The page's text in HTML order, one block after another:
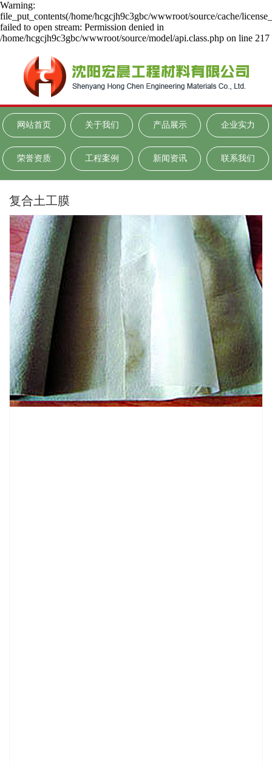
Warning:
file_put_contents(/home/hcgcjh9c3gbc/wwwroot/source/cache/
failed to open stream: Permission denied in
/home/hcgcjh9c3gbc/wwwroot/source/model/api.class.php on line 217
网站首页 关于我们 产品展示 企业实力
荣誉资质 工程案例 新闻资讯 联系我们
复合土工膜